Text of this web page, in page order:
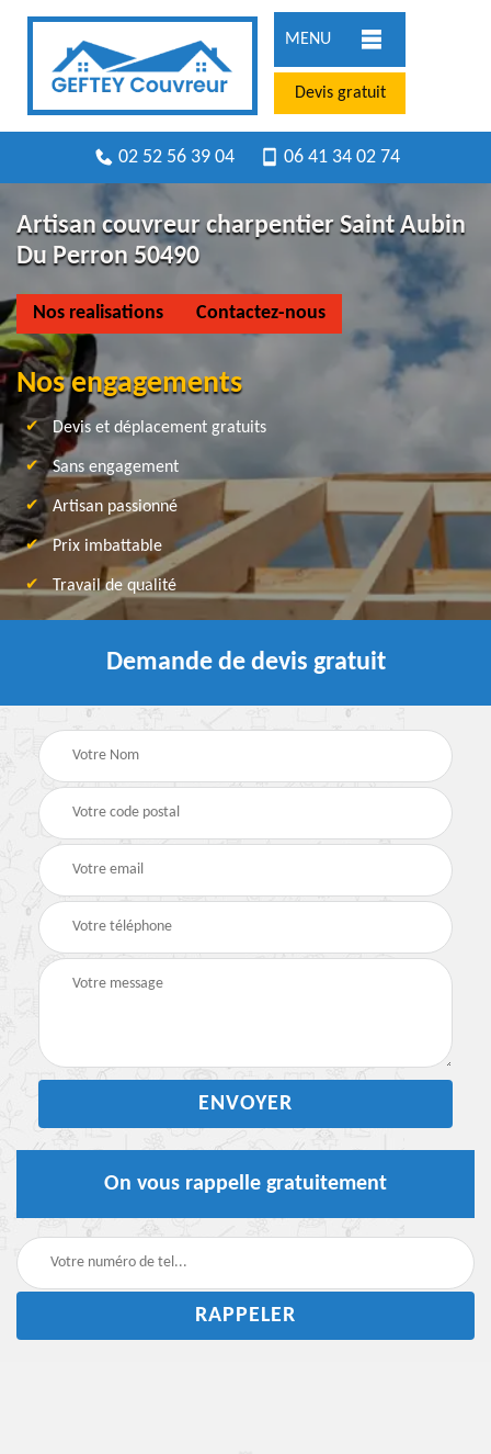
MENU
Devis gratuit
02 52 56 39 04 06 41 34 02 74
Artisan couvreur charpentier Saint Aubin
Du Perron 50490
Nos realisations Contactez-nous
Nos engagements
Devis et déplacement gratuits
Sans engagement
Artisan passionné
Prix imbattable
Travail de qualité
Demande de devis gratuit
On vous rappelle gratuitement